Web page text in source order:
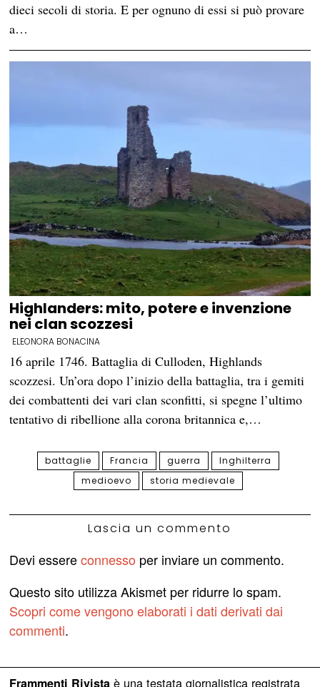
dieci secoli di storia. E per ognuno di essi si può provare
a…
Highlanders: mito, potere e invenzione
nei clan scozzesi
ELEONORA BONACINA
16 aprile 1746. Battaglia di Culloden, Highlands
scozzesi. Un’ora dopo l’inizio della battaglia, tra i gemiti
dei combattenti dei vari clan sconfitti, si spegne l’ultimo
tentativo di ribellione alla corona britannica e,…
battaglie Francia guerra
Inghilterra
medioevo
storia medievale
Lascia un commento
Devi essereconnesso per inviare un commento.
Questo sito utilizza Akismet per ridurre lo spam.
Scopri come vengono elaborati i dati derivati dai
commenti.
Frammenti Rivistaè una testata giornalistica registrata